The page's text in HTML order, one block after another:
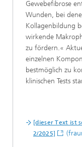
Gewebefibrose
Wunden, bei
Kollagenbildung
wirkende
zu fördern.«
einzelnen
bestmöglich zu
klinischen Tests
[dieser Text ist
2/2025]